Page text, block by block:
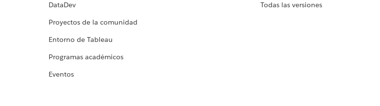
DataDev
Proyectos de la comunidad
Entorno de Tableau
Programas académicos
Eventos
Todas las versiones